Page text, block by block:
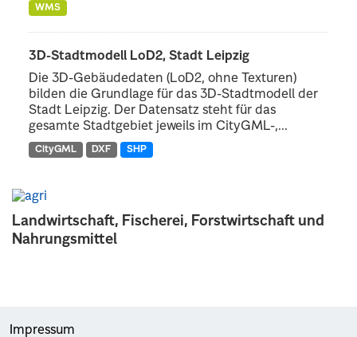
Landwirtschaft, Fischerei, Forstwirtschaft und
Nahrungsmittel
WMS
3D-Stadtmodell LoD2, Stadt Leipzig
Die 3D-Gebäudedaten (LoD2, ohne Texturen)
bilden die Grundlage für das 3D-Stadtmodell der
Stadt Leipzig. Der Datensatz steht für das
gesamte Stadtgebiet jeweils im CityGML-,...
CityGML DXF SHP
Impressum